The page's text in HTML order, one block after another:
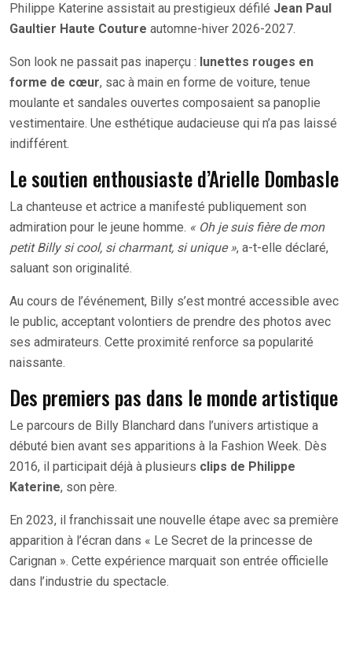
Philippe Katerine assistait au prestigieux défilé Jean Paul
Gaultier Haute Couture automne-hiver 2026-2027.
Son look ne passait pas inaperçu : lunettes rouges en
forme de cœur, sac à main en forme de voiture, tenue
moulante et sandales ouvertes composaient sa panoplie
vestimentaire. Une esthétique audacieuse qui n’a pas laissé
indifférent.
Le soutien enthousiaste d’Arielle Dombasle
La chanteuse et actrice a manifesté publiquement son
admiration pour le jeune homme. « Oh je suis fière de mon
petit Billy si cool, si charmant, si unique », a-t-elle déclaré,
saluant son originalité.
Au cours de l’événement, Billy s’est montré accessible avec
le public, acceptant volontiers de prendre des photos avec
ses admirateurs. Cette proximité renforce sa popularité
naissante.
Des premiers pas dans le monde artistique
Le parcours de Billy Blanchard dans l’univers artistique a
débuté bien avant ses apparitions à la Fashion Week. Dès
2016, il participait déjà à plusieurs clips de Philippe
Katerine, son père.
En 2023, il franchissait une nouvelle étape avec sa première
apparition à l’écran dans « Le Secret de la princesse de
Carignan ». Cette expérience marquait son entrée officielle
dans l’industrie du spectacle.